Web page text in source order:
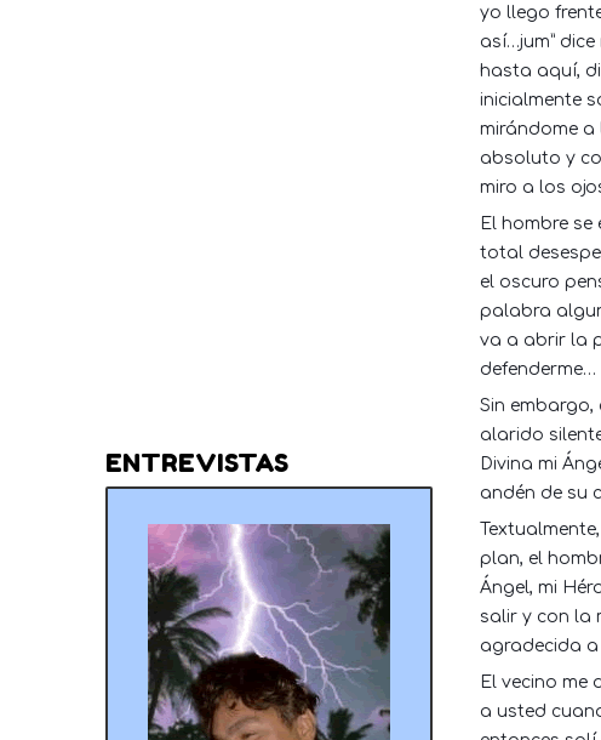
yo llego
así…jum”
hasta aquí,
inicialmente
mirándome a
absoluto y
miro a los
El hombre
total
el oscuro
palabra
va a abrir la
defenderme…
Sin
alarido
Divina mi
andén de su
plan, el
Ángel, mi
salir y con la
agradecida a
El vecino me
a usted
ENTREVISTAS